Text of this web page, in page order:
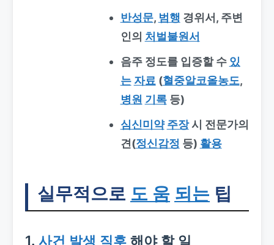
반성문, 범행 경위서, 주변
인의 처벌불원서
음주 정도를 입증할 수 있
는 자료 (혈중알코올농도,
병원 기록등)
심신미약 주장시 전문가의
견(정신감정 등) 활용
실무적으로 도 움 되는 팁
1. 사건 발생 직후 해야 할 일